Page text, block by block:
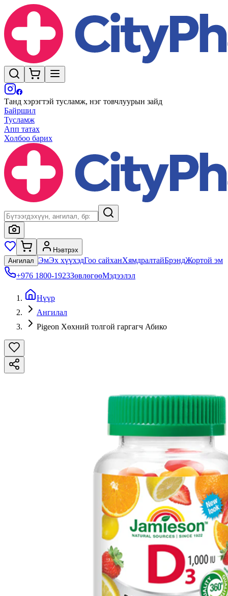
Танд хэрэгтэй тусламж, нэг товчлуурын зайд
Байршил
Тусламж
Апп татах
Холбоо барих
Нэвтрэх
Ангилал ЭмЭх хүүхэдГоо сайханХямдралтайБрэндЖортой эм
+976 1800-1923ЗөвлөгөөМэдээлэл
Нүүр
Ангилал
Pigeon Хөхний толгой гаргагч Абико